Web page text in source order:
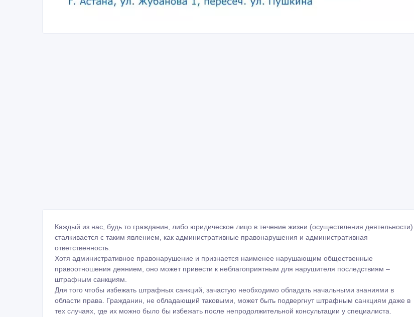
Каждый из нас, будь то гражданин, либо юридическое лицо в течение жизни (осуществления деятельности)
сталкивается с таким явлением, как административные правонарушения и административная
ответственность.
Хотя административное правонарушение и признается наименее нарушающим общественные
правоотношения деянием, оно может привести к неблагоприятным для нарушителя последствиям –
штрафным санкциям.
Для того чтобы избежать штрафных санкций, зачастую необходимо обладать начальными знаниями в
области права. Гражданин, не обладающий таковыми, может быть подвергнут штрафным санкциям даже в
тех случаях, где их можно было бы избежать после непродолжительной консультации у специалиста.